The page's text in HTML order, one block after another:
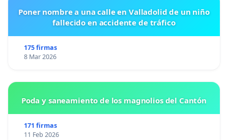
Poner nombre a una calle en Valladolid de un niño
fallecido en accidente de tráfico
175 firmas
8 Mar 2026
Poda y saneamiento de los magnolios del Cantón
171 firmas
11 Feb 2026